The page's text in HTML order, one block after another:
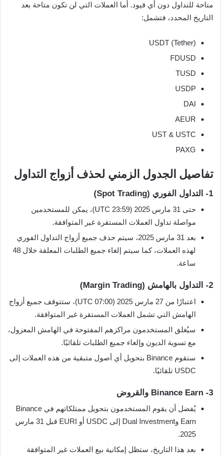
متاحة للتداول دون أي قيود. أما العملات التي لن تكون متاحة بعد
التاريخ المحدد، فتشمل:
USDT (Tether)
FDUSD
TUSD
USDP
DAI
AEUR
UST & USTC
PAXG
تفاصيل الجدول الزمني لحذف أزواج التداول
1- التداول الفوري (Spot Trading)
حتى 31 مارس 2025 (23:59 UTC)، يمكن للمستخدمين
مواصلة تداول العملات المستقرة غير المتوافقة.
بعد 31 مارس 2025، سيتم حذف جميع أزواج التداول الفوري
لهذه العملات، كما سيتم إلغاء جميع الطلبات المعلقة خلال 48
ساعة.
2- التداول بالهامش (Margin Trading)
اعتبارًا من 27 مارس 2025 (07:00 UTC)، ستتوقف جميع أزواج
الهامش التي تشمل العملات المستقرة غير المتوافقة.
سيُغلق المستخدمون مراكزهم المفتوحة في الهامش المعزول،
مع تسوية الديون وإلغاء جميع الطلبات تلقائيًا.
ستقوم Binance بتحويل أي أصول متبقية من هذه العملات إلى
USDC تلقائيًا.
3- Binance Earn والقروض
يُفضل أن يقوم المستخدمون بتحويل ممتلكاتهم في Binance
Earn وDual Investment إلى USDC أو EURI قبل 31 مارس
2025.
بعد هذا التاريخ، ستظل إمكانية بيع العملات غير المتوافقة